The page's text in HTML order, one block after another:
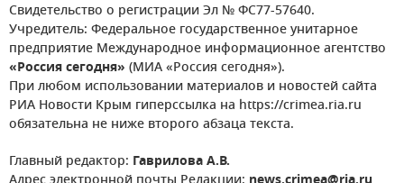
Свидетельство о регистрации Эл № ФС77-57640.
Учредитель: Федеральное государственное унитарное
предприятие Международное информационное агентство
«Россия сегодня» (МИА «Россия сегодня»).
При любом использовании материалов и новостей сайта
РИА Новости Крым гиперссылка на https://crimea.ria.ru
обязательна не ниже второго абзаца текста.
Главный редактор: Гаврилова А.В.